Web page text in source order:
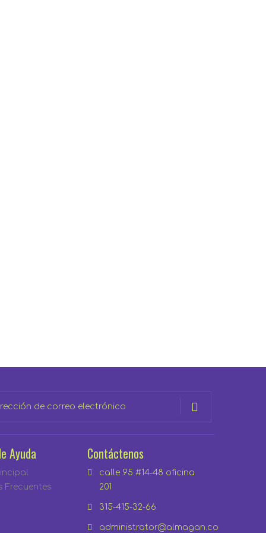
Ayuda
Frecuentes
Contáctenos
calle 95 #14-48 oficina
201
315-415-32-66
administrator@almagan.co